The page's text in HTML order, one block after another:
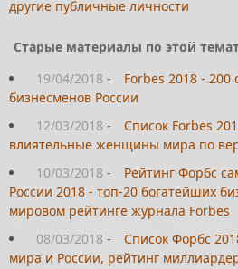
другие публичные личности
Старые материалы по этой
19/04/2018 -
Forbes 2018 - 200
бизнесменов России
12/03/2018 -
Список Forbes
влиятельные женщины мира по
10/03/2018 -
Рейтинг Форбс
России 2018 - топ-20 богатейших
мировом рейтинге журнала Forbes
08/03/2018 -
Список Форбс
мира и России, рейтинг